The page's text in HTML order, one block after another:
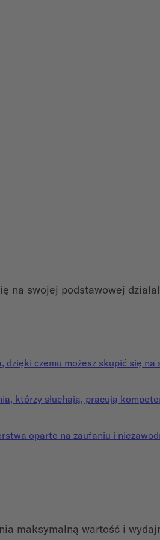
na swojej podstawowej
czemu możesz skupić się na
którzy słuchają, pracują
oparte na zaufaniu i
maksymalną wartość i